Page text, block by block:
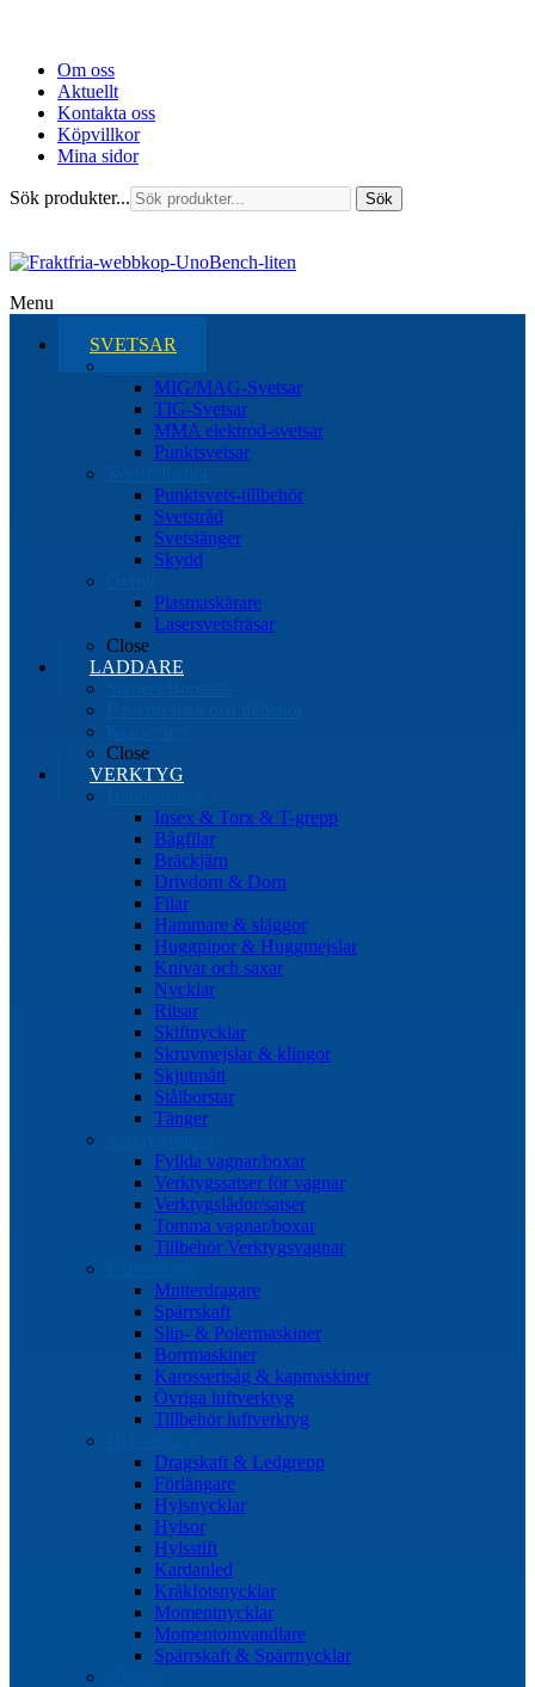
Om oss
Aktuellt
Kontakta oss
Köpvillkor
Mina sidor
Sök produkter... Sök
Menu
SVETSAR
MIG/MAG-Svetsar
TIG-Svetsar
MMA elektrod-svetsar
Punktsvetsar
Punktsvets-tillbehör
Svetstråd
Svetstänger
Skydd
Plasmaskärare
Lasersvetsfräsar
Close
LADDARE
Close
VERKTYG
Insex & Torx & T-grepp
Bågfilar
Bräckjärn
Drivdorn & Dorn
Filar
Hammare & släggor
Huggpipor & Huggmejslar
Knivar och saxar
Nycklar
Ritsar
Skiftnycklar
Skruvmejslar & klingor
Skjutmått
Stålborstar
Tänger
Fyllda vagnar/boxar
Verktygssatser för vagnar
Verktygslådor/satser
Tomma vagnar/boxar
Tillbehör Verktygsvagnar
Mutterdragare
Spärrskaft
Slip- & Polermaskiner
Borrmaskiner
Karosserisåg & kapmaskiner
Övriga luftverktyg
Tillbehör luftverktyg
Dragskaft & Ledgrepp
Förlängare
Hylsnycklar
Hylsor
Hylsstift
Kardanled
Kråkfotsnycklar
Momentnycklar
Momentomvandlare
Spärrskaft & Spärrnycklar